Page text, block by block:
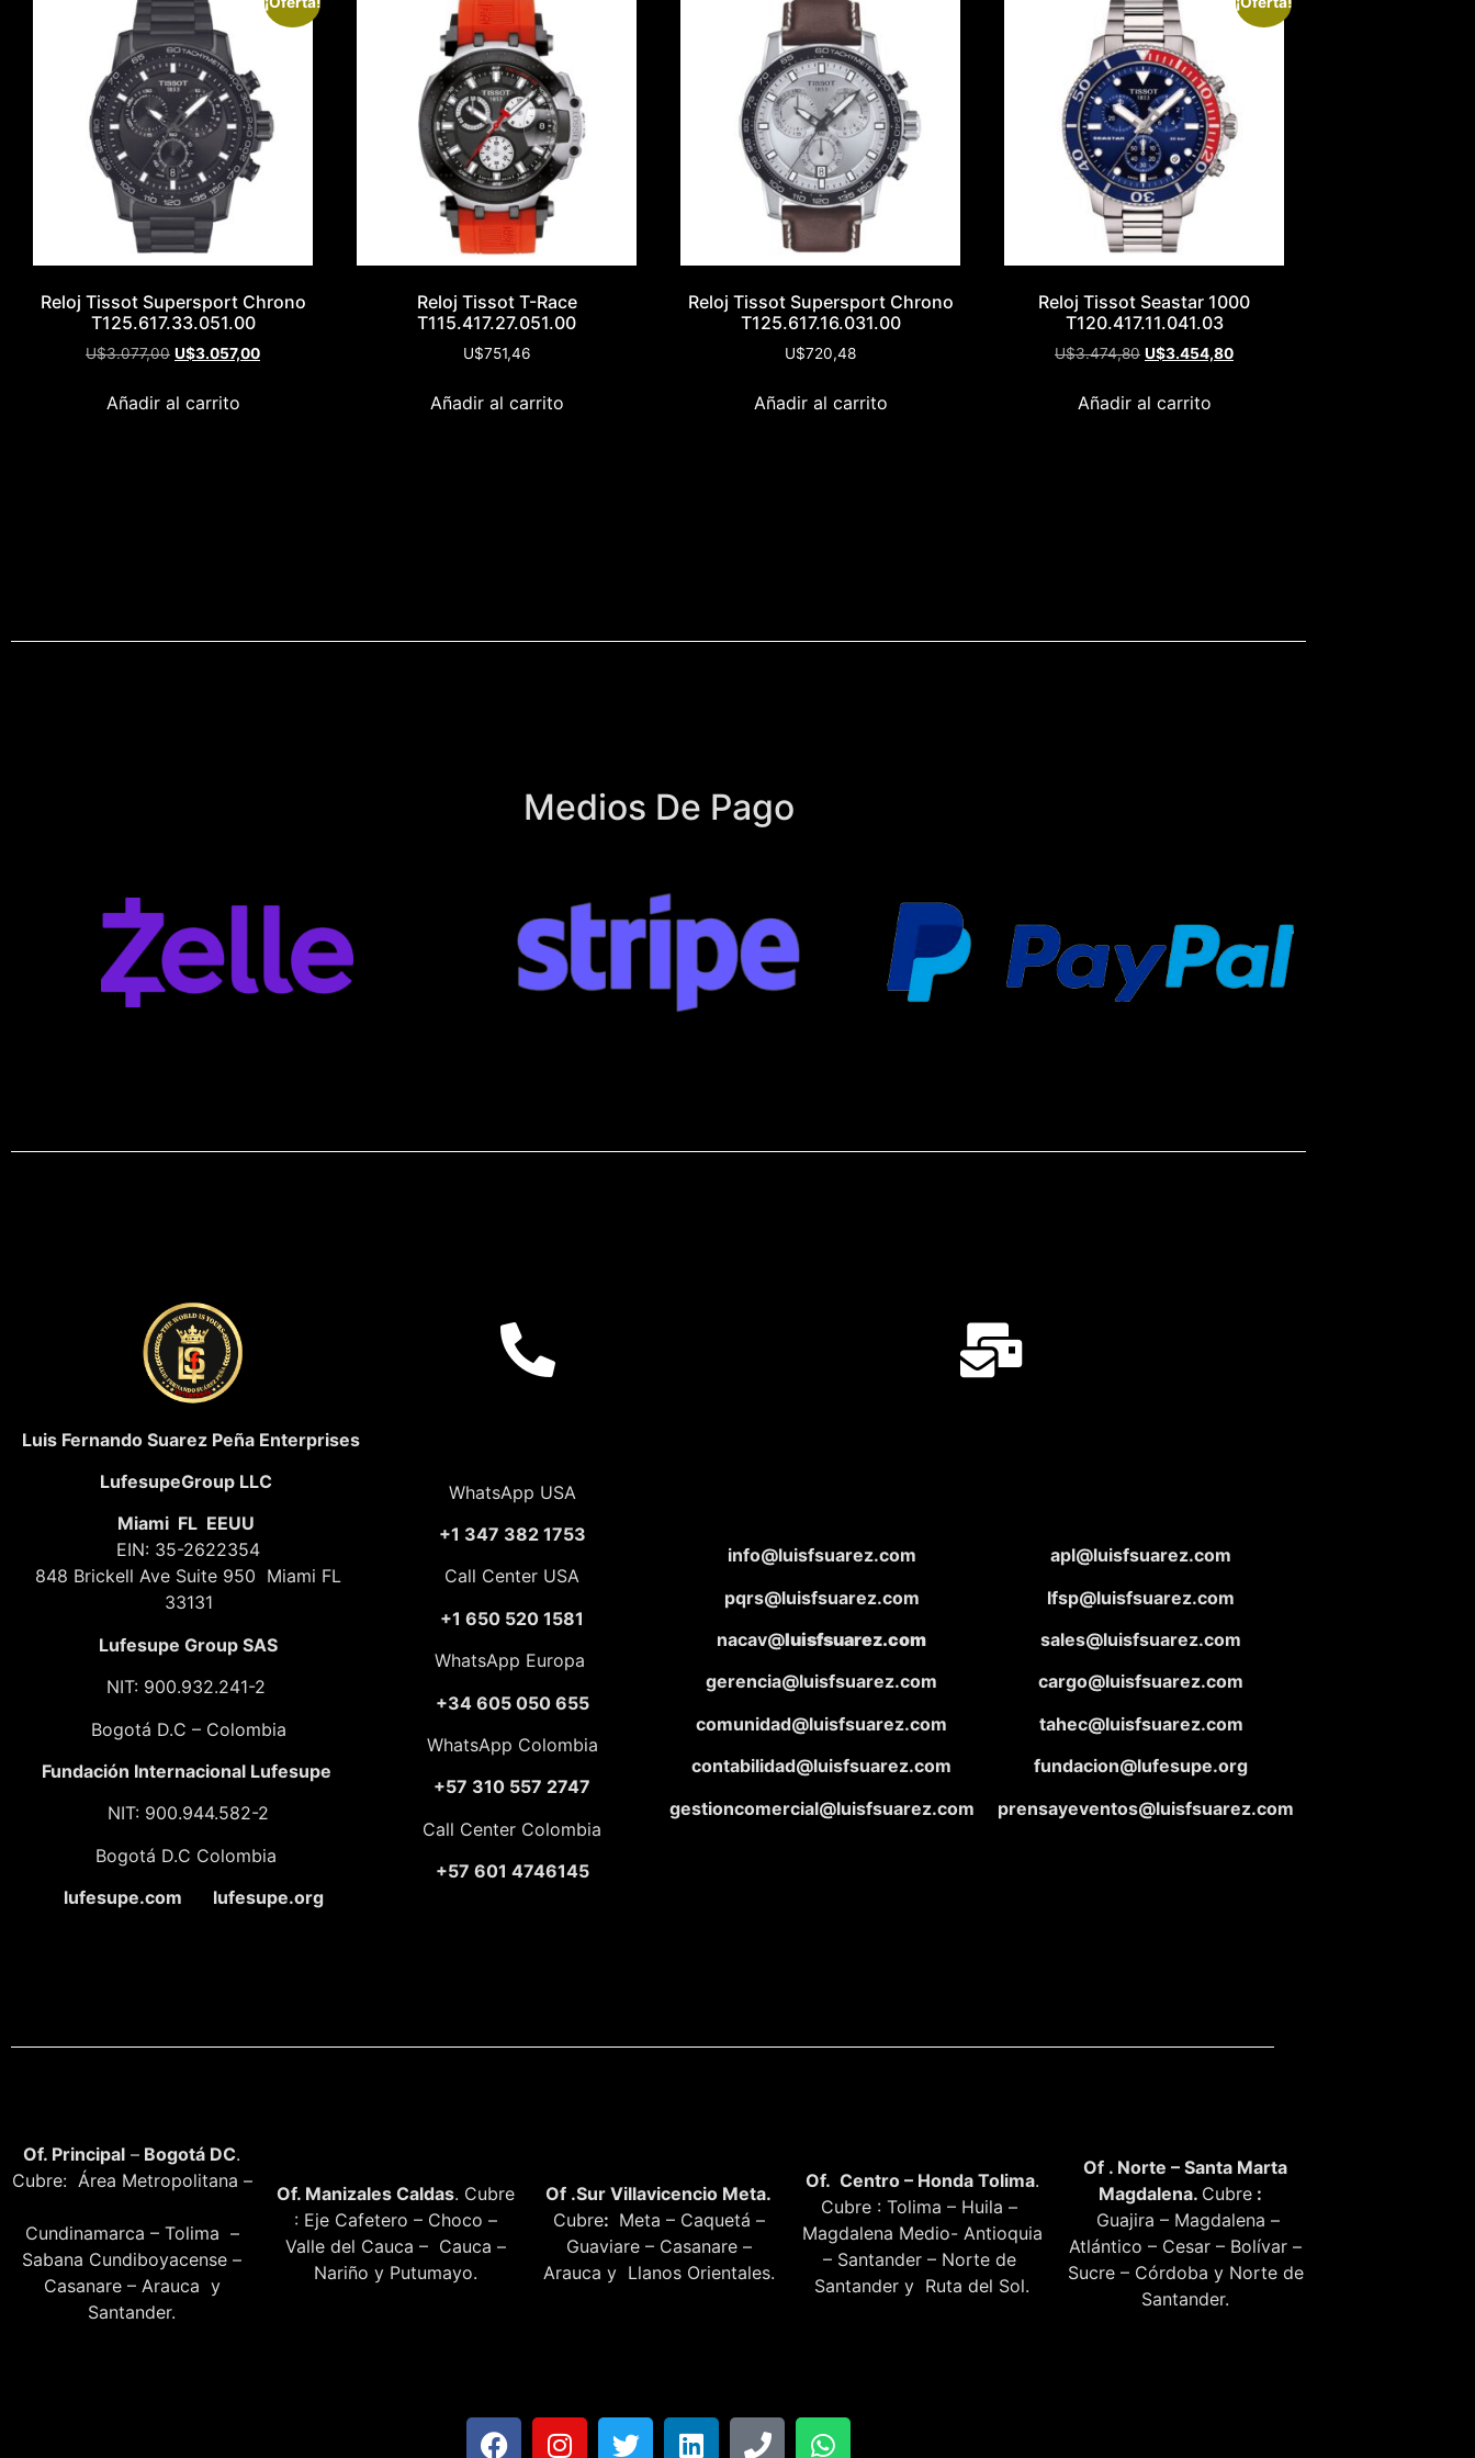
Reloj Tissot Supersport Chrono
T125.617.33.051.00
U$3.077,00 U$3.057,00
Añadir al carrito
Reloj Tissot T-Race
T115.417.27.051.00
U$751,46
Añadir al carrito
Reloj Tissot Supersport Chrono
T125.617.16.031.00
U$720,48
Añadir al carrito
Reloj Tissot Seastar 1000
T120.417.11.041.03
U$3.474,80 U$3.454,80
Añadir al carrito
Medios De Pago
Luis Fernando Suarez Peña Enterprises
LufesupeGroup LLC
Miami FL EEUU
EIN: 35-2622354
848 Brickell Ave Suite 950 Miami FL
33131
Lufesupe Group SAS
NIT: 900.932.241-2
Bogotá D.C – Colombia
Fundación Internacional Lufesupe
NIT: 900.944.582-2
Bogotá D.C Colombia
lufesupe.com lufesupe.org
WhatsApp USA
+1 347 382 1753
Call Center USA
+1 650 520 1581
WhatsApp Europa
+34 605 050 655
WhatsApp Colombia
+57 310 557 2747
Call Center Colombia
+57 601 4746145
info@luisfsuarez.com
pqrs@luisfsuarez.com
nacav@luisfsuarez.com
gerencia@luisfsuarez.com
comunidad@luisfsuarez.com
contabilidad@luisfsuarez.com
gestioncomercial@luisfsuarez.com
apl@luisfsuarez.com
lfsp@luisfsuarez.com
sales@luisfsuarez.com
cargo@luisfsuarez.com
tahec@luisfsuarez.com
fundacion@lufesupe.org
prensayeventos@luisfsuarez.com
Of. Principal – Bogotá DC.
Cubre: Área Metropolitana –
Cundinamarca – Tolima –
Sabana Cundiboyacense –
Casanare – Arauca y
Santander.
Of. Manizales Caldas. Cubre
: Eje Cafetero – Choco –
Valle del Cauca – Cauca –
Nariño y Putumayo.
Of .Sur Villavicencio Meta.
Cubre: Meta – Caquetá –
Guaviare – Casanare –
Arauca y Llanos Orientales.
Of. Centro – Honda Tolima.
Cubre : Tolima – Huila –
Magdalena Medio- Antioquia
– Santander – Norte de
Santander y Ruta del Sol.
Of . Norte – Santa Marta
Magdalena. Cubre :
Guajira – Magdalena –
Atlántico – Cesar – Bolívar –
Sucre – Córdoba y Norte de
Santander.